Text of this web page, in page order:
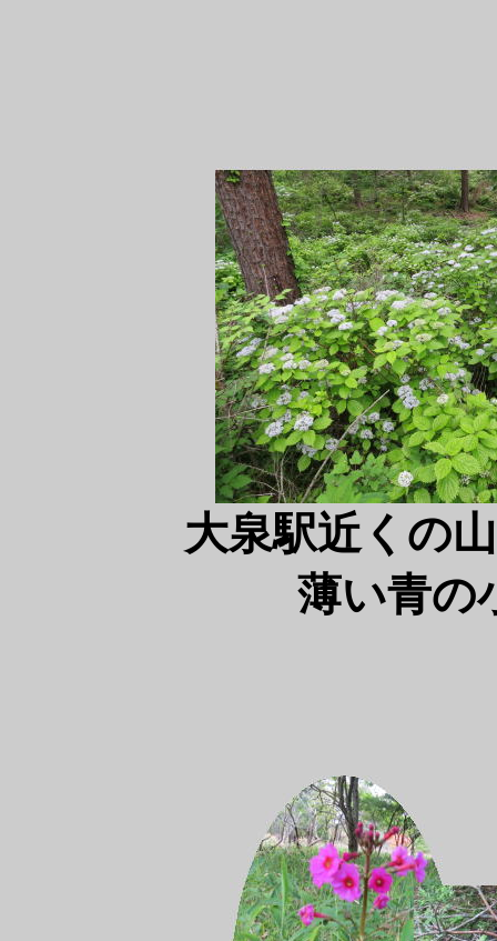
大泉駅近くの
薄い青の